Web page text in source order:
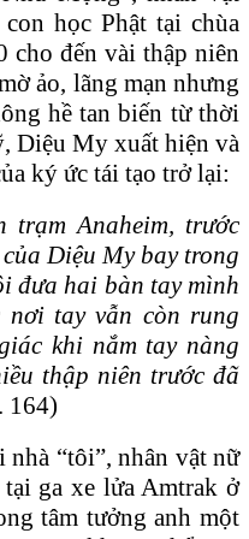
học Phật tại chùa
đến vài thập niên
ảo, lãng mạn nhưng
hề tan biến từ thời
Diệu My xuất hiện và
ký ức tái tạo trở lại:
Anaheim, trước
Diệu My bay trong
đưa hai bàn tay mình
nơi tay vẫn còn rung
khi nắm tay nàng
thập niên trước đã
164)
nhà “tôi”, nhân vật nữ
ga xe lửa Amtrak ở
tâm tưởng anh một